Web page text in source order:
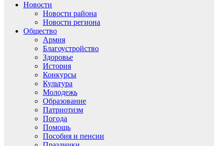
Новости
Новости района
Новости региона
Общество
Армия
Благоустройство
Здоровье
История
Конкурсы
Культура
Молодежь
Образование
Патриотизм
Погода
Помощь
Пособия и пенсии